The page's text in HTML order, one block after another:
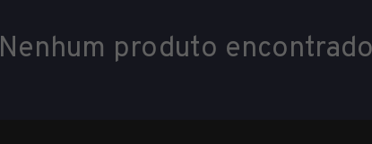
Nenhum produto